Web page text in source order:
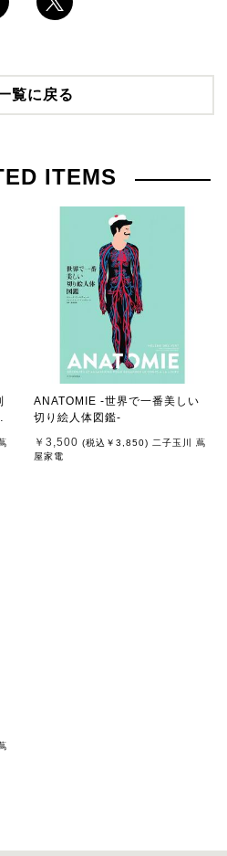
覧に戻る
ITEMS
ANATOMIE -世界で一番美しい
切り絵人体図鑑-
￥3,500 (税込 ￥3,850) 二子玉川 蔦
屋家電